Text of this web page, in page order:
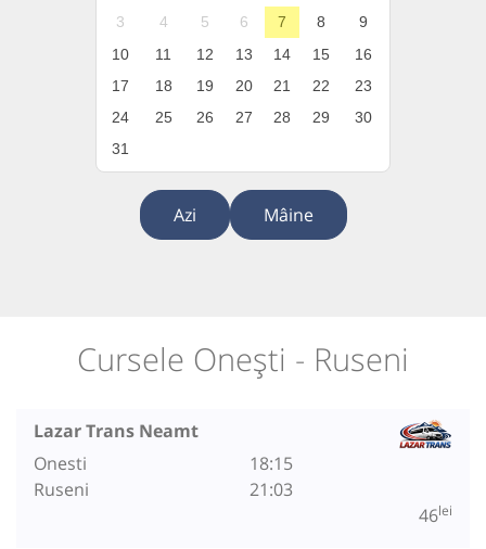
3
4 5 6 7 8
9
10
11 12 13 14 15
16
17
18 19 20 21 22
23
24
25 26 27 28 29
30
31
Azi Mâine
Cursele Onești - Ruseni
Lazar Trans Neamt
Onesti
Ruseni
18:15
21:03
46lei